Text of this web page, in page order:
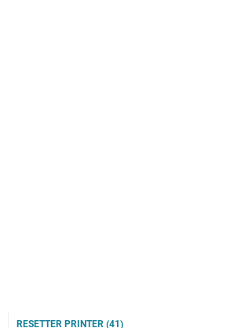
RESETTER PRINTER (41)